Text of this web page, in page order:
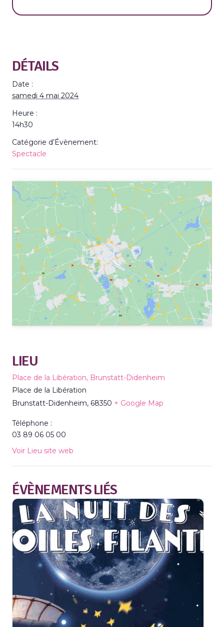
DÉTAILS
Date :
samedi 4 mai 2024
Heure :
14h30
Catégorie d’Évènement:
Spectacle
LIEU
Place de la Libération, Brunstatt-Didenheim
Place de la Libération
Brunstatt-Didenheim, 68350 + Google Map
Téléphone :
03 89 06 05 00
Voir Lieu site web
ÉVÈNEMENTS LIÉS